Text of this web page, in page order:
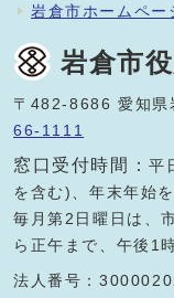
岩倉市ホームペー
岩倉市
〒482-8686 愛知県
66-1111
窓口受付時間：平
を含む)、年末年始を
毎月第2日曜日は、
ら正午まで、午後1
法人番号：